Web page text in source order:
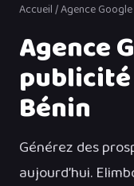
Accueil/ Agence
Agence
Bénin
Générez des
aujourd’hui.